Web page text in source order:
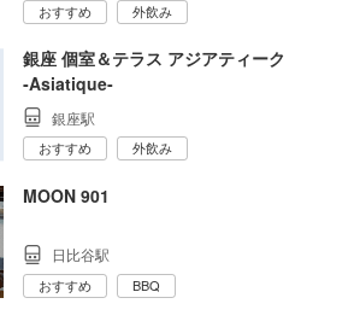
おすすめ 外飲み
銀座 個室＆テラス アジアティーク
‐Asiatique‐
銀座駅
おすすめ 外飲み
MOON 901
日比谷駅
おすすめ BBQ